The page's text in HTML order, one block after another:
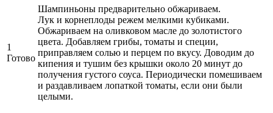
1
Готово
Шампиньоны предварительно обжариваем.
Лук и корнеплоды режем мелкими кубиками.
Обжариваем на оливковом масле до золотистого
цвета. Добавляем грибы, томаты и специи,
приправляем солью и перцем по вкусу. Доводим до
кипения и тушим без крышки около 20 минут до
получения густого соуса. Периодически помешиваем
и раздавливаем лопаткой томаты, если они были
целыми.